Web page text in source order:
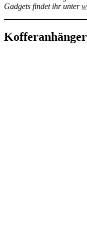
Gadgets findet ihr unter
Kofferanhänger